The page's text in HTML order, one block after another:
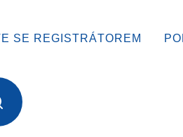
SE REGISTRÁTOREM